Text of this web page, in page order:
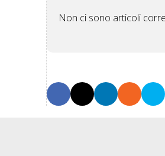
Non ci sono articoli